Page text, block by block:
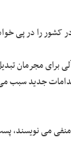
برای مجرمان
جدید سبب
می نویسند،